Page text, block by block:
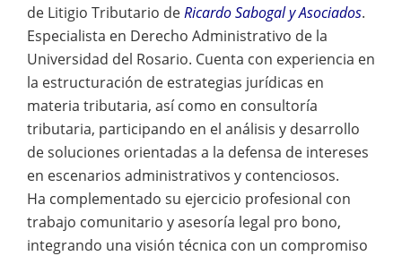
de Litigio Tributario deRicardo Sabogal y Asociados.
Especialista en Derecho Administrativo de la
Universidad del Rosario. Cuenta con experiencia en
la estructuración de estrategias jurídicas en
materia tributaria, así como en consultoría
tributaria, participando en el análisis y desarrollo
de soluciones orientadas a la defensa de intereses
en escenarios administrativos y contenciosos.
Ha complementado su ejercicio profesional con
trabajo comunitario y asesoría legal pro bono,
integrando una visión técnica con un compromiso